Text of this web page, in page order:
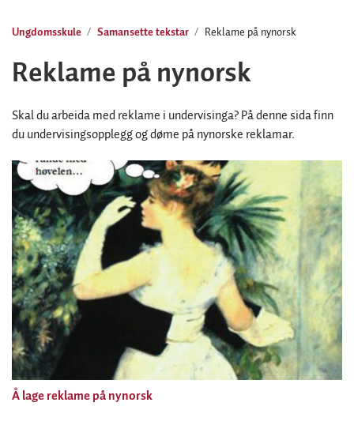
Ungdomsskule Samansette tekstar Reklame på nynorsk
Reklame på nynorsk
Skal du arbeida med reklame i undervisinga? På denne sida finn
du undervisingsopplegg og døme på nynorske reklamar.
Å lage reklame på nynorsk